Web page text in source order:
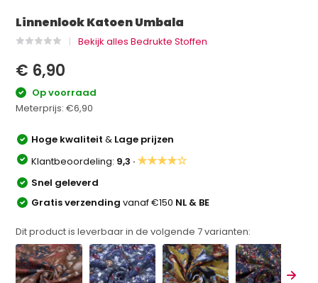
Linnenlook Katoen Umbala
Bekijk alles Bedrukte Stoffen
€ 6,90
Op voorraad
Meterprijs:€6,90
Hoge kwaliteit& Lage prijzen
Klantbeoordeling: 9,3 ·★★★★☆
Snel geleverd
Gratis verzendingvanaf €150 NL & BE
Dit product is leverbaar in de volgende7varianten: